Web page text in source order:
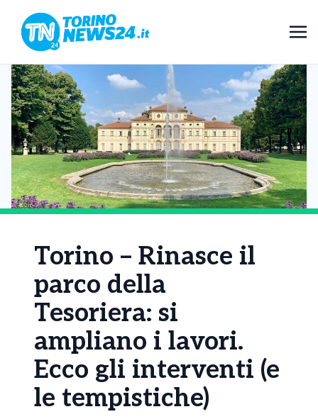
Torino – Rinasce il
parco della
Tesoriera: si
ampliano i lavori.
Ecco gli interventi (e
le tempistiche)